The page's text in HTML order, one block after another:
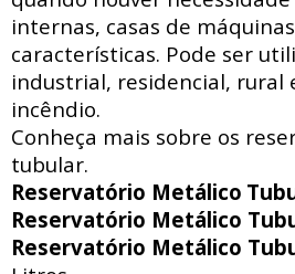
internas, casas de
características. Pode ser
industrial, residencial, rural
incêndio.
Conheça mais sobre os
tubular.
Reservatório Metálico
Reservatório Metálico
Reservatório Metálico